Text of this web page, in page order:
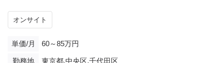
オンサイト
単価/月 60～85万円
勤務地 東京都,中央区,千代田区